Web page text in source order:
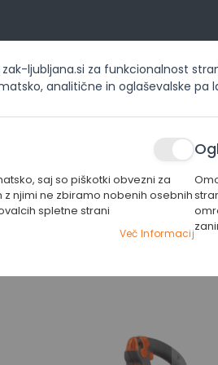
saj so piškotki obvezni za
z njimi ne zbiramo nobenih osebnih
spletne strani
Več Informacij
ljubljana.si za funkcionalnost
analitične in oglaševalske pa
po kategorijah Pihalniki